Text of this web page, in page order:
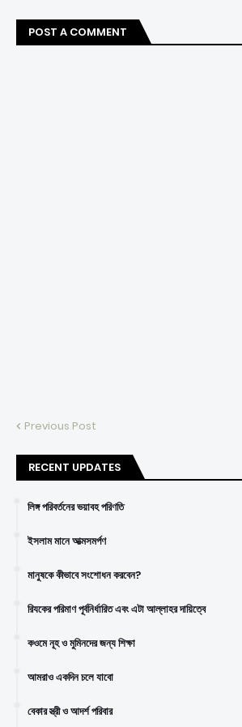
POST A COMMENT
Previous Post
RECENT UPDATES
লিঙ্গ পরিবর্তনের ভয়াবহ পরিণতি
ইসলাম মানে আত্মসমর্পণ
মানুষকে কীভাবে সংশোধন করবেন?
রিযকের পরিমাণ পূর্বনির্ধারিত এবং এটা আল্লাহর দায়িত্বে
কওমে নূহ ও মুমিনদের জন্য শিক্ষা
আমরাও একদিন চলে যাবো
বেকার স্ত্রী ও আদর্শ পরিবার